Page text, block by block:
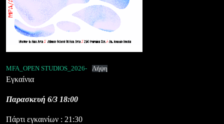
MFA_OPEN STUDIOS_2026- Λήψη
Εγκαίνια
Παρασκευή 6/3 18:00
Πάρτι εγκαινίων : 21:30